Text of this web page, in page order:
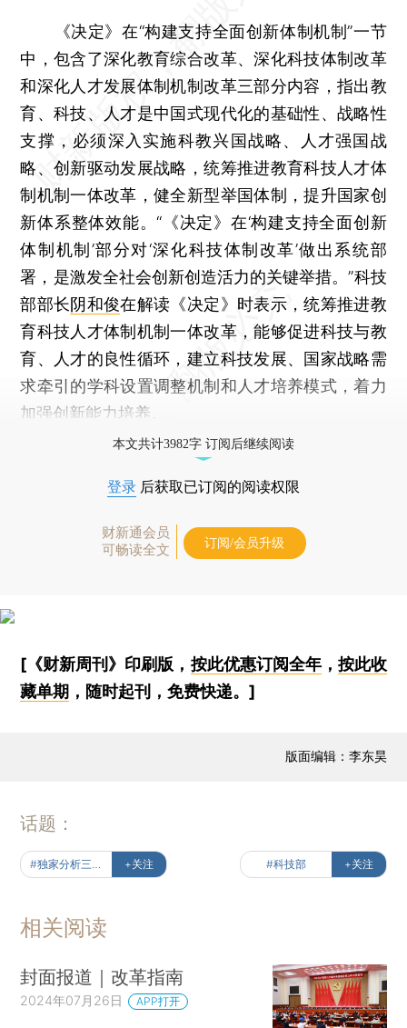
《决定》在“构建支持全面创新体制机制”一节
中，包含了深化教育综合改革、深化科技体制改革
和深化人才发展体制机制改革三部分内容，指出教
育、科技、人才是中国式现代化的基础性、战略性
支撑，必须深入实施科教兴国战略、人才强国战
略、创新驱动发展战略，统筹推进教育科技人才体
制机制一体改革，健全新型举国体制，提升国家创
新体系整体效能。“《决定》在‘构建支持全面创新
体制机制’部分对‘深化科技体制改革’做出系统部
署，是激发全社会创新创造活力的关键举措。”科技
部部长阴和俊在解读《决定》时表示，统筹推进教
育科技人才体制机制一体改革，能够促进科技与教
育、人才的良性循环，建立科技发展、国家战略需
求牵引的学科设置调整机制和人才培养模式，着力
加强创新能力培养。
本文共计3982字 订阅后继续阅读
登录 后获取已订阅的阅读权限
财新通会员
可畅读全文
订阅/会员升级
[《财新周刊》印刷版， 按此优惠订阅全年， 按此收
藏单期 ，随时起刊，免费快递。]
版面编辑：李东昊
话题：
+关注 #科技部 +关注
相关阅读
封面报道｜改革指南
2024年07月26日 APP打开